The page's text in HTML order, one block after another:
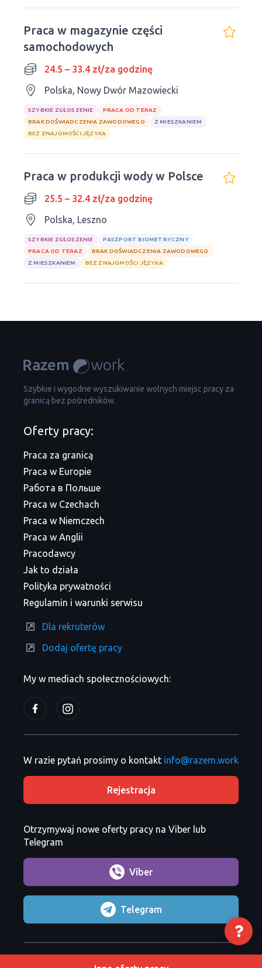
Praca w magazynie części
samochodowych
24.5 – 33.4 zł/za godzinę
Polska, Nowy Dwór Mazowiecki
SZYBKIE ZGŁOSZENIE
PRACA OD TERAZ
BRAK DOŚWIADCZENIA ZAWODOWEGO
Z MIESZKANIEM
BEZ ZNAJOMOŚCI JĘZYKA
Praca w produkcji wody w Polsce
25.5 – 32.4 zł/za godzinę
Polska, Leszno
SZYBKIE ZGŁOSZENIE
PASZPORT BIOMETRYCZNY
PRACA OD TERAZ
BRAK DOŚWIADCZENIA ZAWODOWEGO
Z MIESZKANIEM
BEZ ZNAJOMOŚCI JĘZYKA
Szybkie i wygodne wyszukiwanie wolnych miejsc pracy za
granicą bez pośredników.
My w mediach społecznościowych:
Oferty pracy:
Praca za granicą
Praca w Europie
Работа в Польше
Praca w Czechach
Praca w Niemczech
Praca w Anglii
Pracodawcy
Jak to działa
Polityka prywatności
Regulamin i warunki serwisu
Dla rekruterów
Dodaj ofertę pracy
W razie pytań prosimy o kontakt info@razem.work
Rejestracja
Otrzymywaj nowe oferty pracy na Viber lub
Telegram
Viber
Telegram